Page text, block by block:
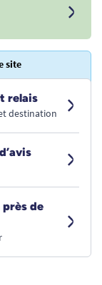
site
relais
destination
près de